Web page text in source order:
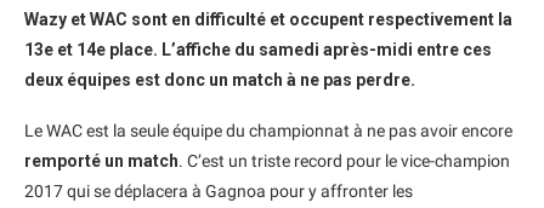
Wazy et WAC sont en difficulté et occupent respectivement la
13e et 14e place. L’affiche du samedi après-midi entre ces
deux équipes est donc un match à ne pas perdre.
Le WAC est la seule équipe du championnat à ne pas avoir encore
remporté un match. C’est un triste record pour le vice-champion
2017 qui se déplacera à Gagnoa pour y affronter les